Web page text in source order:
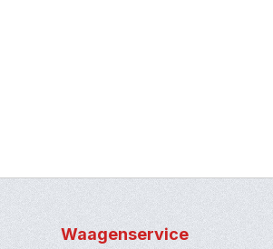
Waagenservice